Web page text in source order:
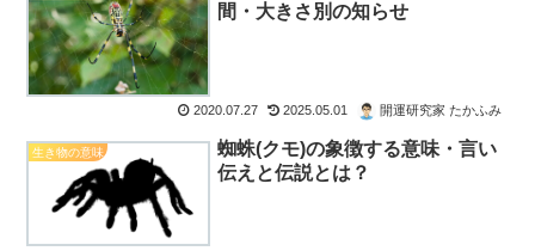
間・大きさ別の知らせ
2020.07.27 2025.05.01 開運研究家 たかふみ
生き物の意味
蜘蛛(クモ)の象徴する意味・言い
伝えと伝説とは？